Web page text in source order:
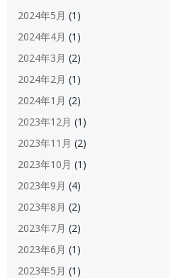
2024年5月 (1)
2024年4月 (1)
2024年3月 (2)
2024年2月 (1)
2024年1月 (2)
2023年12月 (1)
2023年11月 (2)
2023年10月 (1)
2023年9月 (4)
2023年8月 (2)
2023年7月 (2)
2023年6月 (1)
2023年5月 (1)